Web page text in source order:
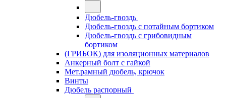
Дюбель-гвоздь
Дюбель-гвоздь с потайным бортиком
Дюбель-гвоздь с грибовидным
бортиком
(ГРИБОК) для изоляционных материалов
Анкерный болт с гайкой
Мет.рамный дюбель, крючок
Винты
Дюбель распорный